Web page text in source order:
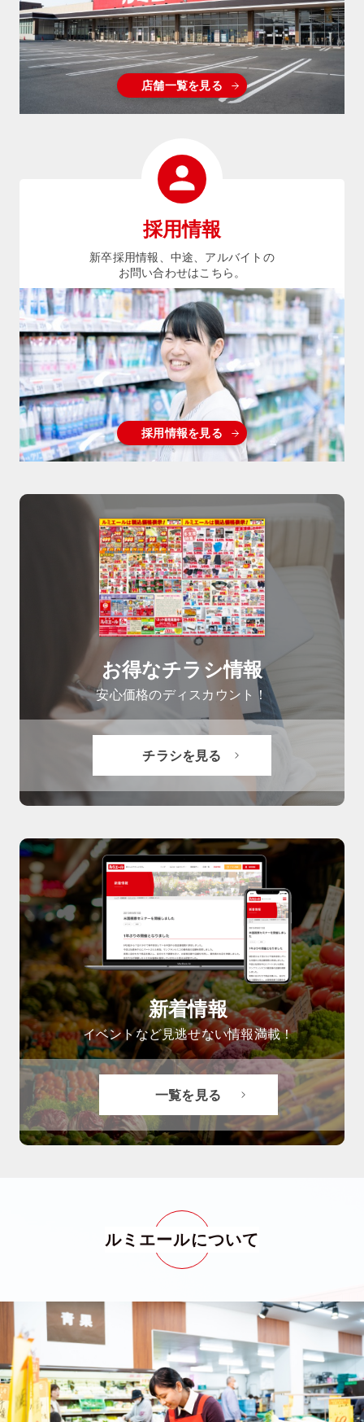
店舗一覧を見る
採用情報
新卒採用情報、中途、アルバイトの
お問い合わせはこちら。
採用情報を見る
お得なチラシ情報
安心価格のディスカウント！
チラシを見る
新着情報
イベントなど見逃せない情報満載！
一覧を見る
ルミエールについて